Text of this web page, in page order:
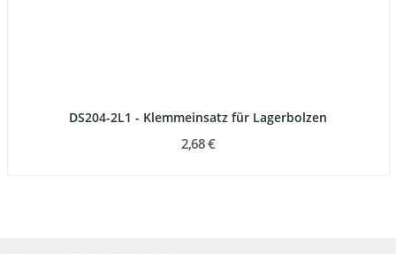
DS204-2L1 - Klemmeinsatz für Lagerbolzen
2,68 €